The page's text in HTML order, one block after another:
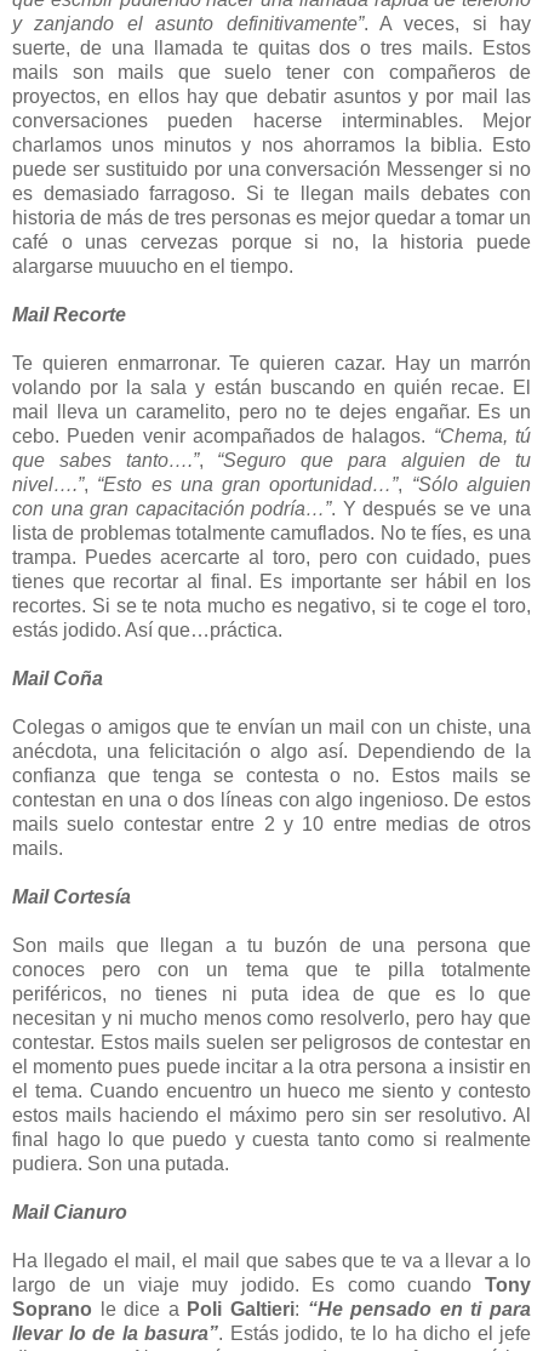
y zanjando el asunto definitivamente”. A veces, si hay
suerte, de una llamada te quitas dos o tres mails. Estos
mails son mails que suelo tener con compañeros de
proyectos, en ellos hay que debatir asuntos y por mail las
conversaciones pueden hacerse interminables. Mejor
charlamos unos minutos y nos ahorramos la biblia. Esto
puede ser sustituido por una conversación Messenger si no
es demasiado farragoso. Si te llegan mails debates con
historia de más de tres personas es mejor quedar a tomar un
café o unas cervezas porque si no, la historia puede
alargarse muuucho en el tiempo.
Mail Recorte
Te quieren enmarronar. Te quieren cazar. Hay un marrón
volando por la sala y están buscando en quién recae. El
mail lleva un caramelito, pero no te dejes engañar. Es un
cebo. Pueden venir acompañados de halagos. “Chema, tú
que sabes tanto….”, “Seguro que para alguien de tu
nivel….”, “Esto es una gran oportunidad…”, “Sólo alguien
con una gran capacitación podría…”. Y después se ve una
lista de problemas totalmente camuflados. No te fíes, es una
trampa. Puedes acercarte al toro, pero con cuidado, pues
tienes que recortar al final. Es importante ser hábil en los
recortes. Si se te nota mucho es negativo, si te coge el toro,
estás jodido. Así que…práctica.
Mail Coña
Colegas o amigos que te envían un mail con un chiste, una
anécdota, una felicitación o algo así. Dependiendo de la
confianza que tenga se contesta o no. Estos mails se
contestan en una o dos líneas con algo ingenioso. De estos
mails suelo contestar entre 2 y 10 entre medias de otros
mails.
Mail Cortesía
Son mails que llegan a tu buzón de una persona que
conoces pero con un tema que te pilla totalmente
periféricos, no tienes ni puta idea de que es lo que
necesitan y ni mucho menos como resolverlo, pero hay que
contestar. Estos mails suelen ser peligrosos de contestar en
el momento pues puede incitar a la otra persona a insistir en
el tema. Cuando encuentro un hueco me siento y contesto
estos mails haciendo el máximo pero sin ser resolutivo. Al
final hago lo que puedo y cuesta tanto como si realmente
pudiera. Son una putada.
Mail Cianuro
Ha llegado el mail, el mail que sabes que te va a llevar a lo
largo de un viaje muy jodido. Es como cuando Tony
Soprano le dice a Poli Galtieri: “He pensado en ti para
llevar lo de la basura”. Estás jodido, te lo ha dicho el jefe